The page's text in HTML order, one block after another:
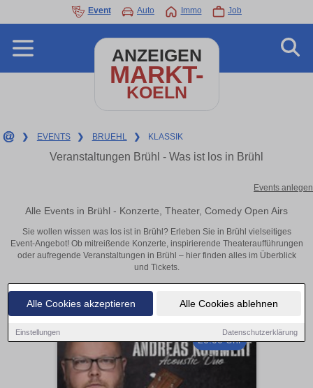
Alle Cookies akzeptieren Alle Cookies ablehnen
Einstellungen Datenschutzerklärung
Event Auto Immo Job
ANZEIGEN
MARKT-
KOELN
❯ EVENTS ❯ BRUEHL ❯ KLASSIK
Veranstaltungen Brühl - Was ist los in Brühl
Events anlegen
Alle Events in Brühl - Konzerte, Theater, Comedy Open Airs
Sie wollen wissen was los ist in Brühl? Erleben Sie in Brühl vielseitiges
Event-Angebot! Ob mitreißende Konzerte, inspirierende Theateraufführungen
oder aufregende Veranstaltungen in Brühl – hier finden alles im Überblick
und Tickets.
20:00 Uhr